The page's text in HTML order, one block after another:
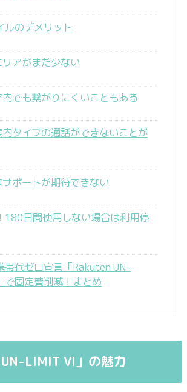
ルのデメリット
アがまだ少ない
内でも繋がりにくいこともある
内タイプの通話ができないことが
ポートが期待できない
180日間使用しない場合は利用停
帯代ゼロ宣言「Rakuten UN-
で固定費削減！まとめ
LIMIT VI」 の魅力